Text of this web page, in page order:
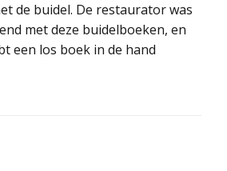
de buidel. De restaurator was
met deze buidelboeken, en
een los boek in de hand